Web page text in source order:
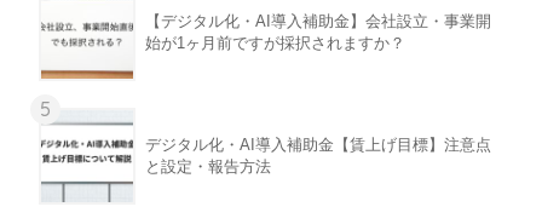
【デジタル化・AI導入補助金】会社設立・事業開
始が1ヶ月前ですが採択されますか？
5
デジタル化・AI導入補助金【賃上げ目標】注意点
と設定・報告方法